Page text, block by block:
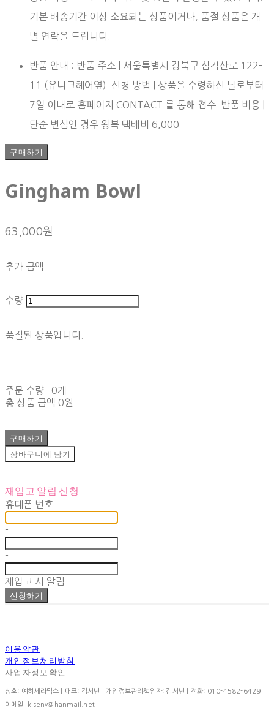
기본 배송기간 이상 소요되는 상품이거나, 품절 상품은 개
별 연락을 드립니다.
반품 안내 : 반품 주소 | 서울특별시 강북구 삼각산로 122-
11 (유니크헤어옆) 신청 방법 | 상품을 수령하신 날로부터
7일 이내로 홈페이지 CONTACT 를 통해 접수 반품 비용 |
단순 변심인 경우 왕복 택배비 6,000
구매하기
Gingham Bowl
63,000원
추가 금액
수량
품절된 상품입니다.
주문 수량
0개
총 상품 금액 0원
구매하기
장바구니에 담기
재입고 알림 신청
휴대폰 번호
-
-
재입고 시 알림
신청하기
이용약관
개인정보처리방침
사업자정보확인
상호: 예히세라믹스 | 대표: 김서년 | 개인정보관리책임자: 김서년 | 전화: 010-4582-6429 |
이메일: kiseny@hanmail.net